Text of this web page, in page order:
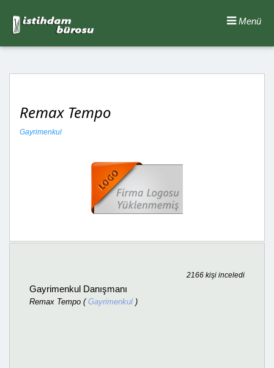
Menü
Remax Tempo
Gayrimenkul
Gayrimenkul Danışmanı
Remax Tempo ( Gayrimenkul )
2166 kişi inceledi